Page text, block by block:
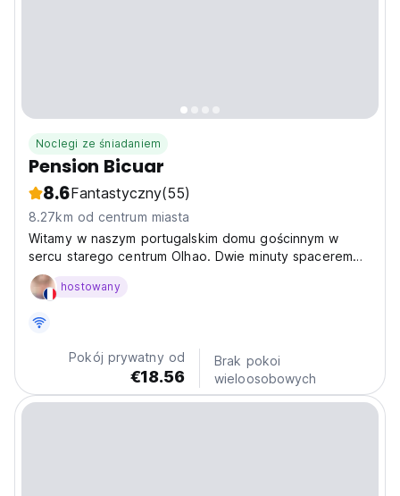
Noclegi ze śniadaniem
Pension Bicuar
8.6Fantastyczny(55)
8.27km od centrum miasta
Witamy w naszym portugalskim domu gościnnym w
sercu starego centrum Olhao. Dwie minuty spacerem
do nabrzeża, promów (na wyspy), rybnych i zielonych
targów, restauracji i kawiarni. Największy dach w Olhão,
bezprzewodowy...
hostowany
Pokój prywatny od
€18.56
Brak pokoi
wieloosobowych